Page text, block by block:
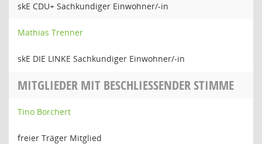
skE CDU+ Sachkundiger Einwohner/-in
Mathias Trenner
skE DIE LINKE Sachkundiger Einwohner/-in
MITGLIEDER MIT BESCHLIESSENDER STIMME
Tino Borchert
freier Träger Mitglied